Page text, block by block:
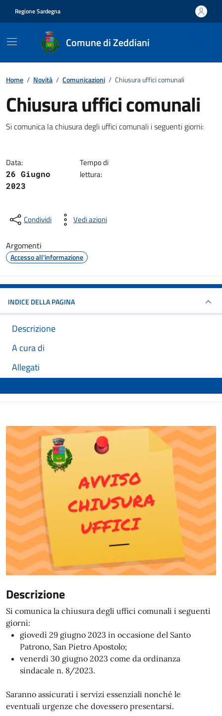
Regione Sardegna
Comune di Zeddiani
Home / Novità / Comunicazioni / Chiusura uffici comunali
Chiusura uffici comunali
Dettagli della notizia
Si comunica la chiusura degli uffici comunali i seguenti giorni:
Data:
26 Giugno
2023
Tempo di
lettura:
Condividi Vedi azioni
Argomenti
Accesso all'informazione
INDICE DELLA PAGINA
Descrizione
A cura di
Allegati
Descrizione
Si comunica la chiusura degli uffici comunali i seguenti
giorni:
giovedì 29 giugno 2023 in occasione del Santo
Patrono, San Pietro Apostolo;
venerdì 30 giugno 2023 come da ordinanza
sindacale n. 8/2023.
Saranno assicurati i servizi essenziali nonché le
eventuali urgenze che dovessero presentarsi.